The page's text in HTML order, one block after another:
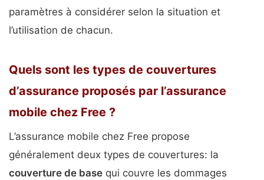
paramètres à considérer selon la situation et
l’utilisation de chacun.
Quels sont les types de couvertures
d’assurance proposés par l’assurance
mobile chez Free ?
L’assurance mobile chez Free propose
généralement deux types de couvertures: la
couverture de base qui couvre les dommages